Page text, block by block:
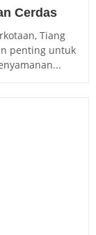
Cerdas
Tiang
penting untuk